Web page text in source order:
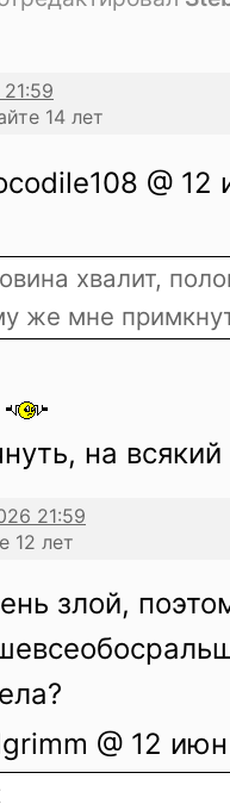
14 лет
@
хвалит,
же мне
на всякий
12 лет
злой,
@ 12